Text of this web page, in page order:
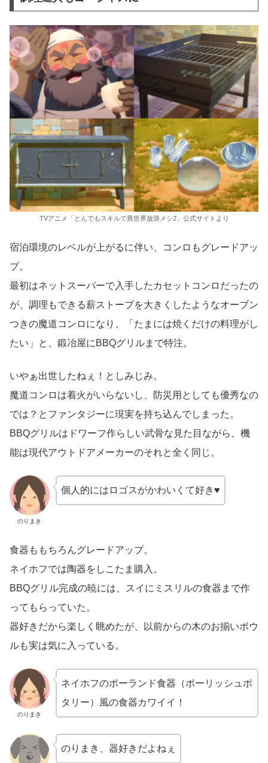
TVアニメ「とんでもスキルで異世界放浪メシ2」公式サイトより
宿泊環境のレベルが上がるに伴い、コンロもグレードアッ
プ。
最初はネットスーパーで入手したカセットコンロだったの
が、調理もできる薪ストーブを大きくしたようなオーブン
つきの魔道コンロになり、「たまには焼くだけの料理がし
たい」と、鍛冶屋にBBQグリルまで特注。
いやぁ出世したねぇ！としみじみ。
魔道コンロは着火がいらないし、防災用としても優秀なの
では？とファンタジーに現実を持ち込んでしまった。
BBQグリルはドワーフ作らしい武骨な見た目ながら、機
能は現代アウトドアメーカーのそれと全く同じ。
のりまき
個人的にはロゴスがかわいくて好き♥
食器ももちろんグレードアップ。
ネイホフでは陶器をしこたま購入。
BBQグリル完成の暁には、スイにミスリルの食器まで作
ってもらっていた。
器好きだから楽しく眺めたが、以前からの木のお揃いボウ
ルも実は気に入っている。
のりまき
ネイホフのポーランド食器（ポーリッシュポ
タリー）風の食器カワイイ！
のりまき、器好きだよねぇ